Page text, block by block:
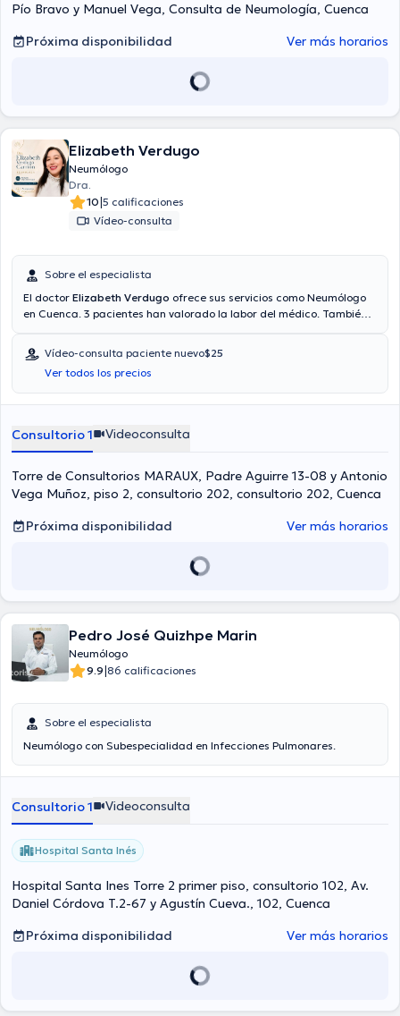
Pío Bravo y Manuel Vega, Consulta de Neumología, Cuenca
Próxima disponibilidad
Ver más horarios
Elizabeth Verdugo
Neumólogo
Dra.
10|5 calificaciones
Vídeo-consulta
Sobre el especialista
El doctor Elizabeth Verdugo ofrece sus servicios como Neumólogo
en Cuenca. 3 pacientes han valorado la labor del médico. También
pacientes con las siguientes aseguradoras: Consulta privada, Vía
reembolso con cualquier aseguradora.
Vídeo-consulta paciente nuevo$25
Ver todos los precios
Consultorio 1 Videoconsulta
Torre de Consultorios MARAUX, Padre Aguirre 13-08 y Antonio
Vega Muñoz, piso 2, consultorio 202, consultorio 202, Cuenca
Próxima disponibilidad
Ver más horarios
Pedro José Quizhpe Marin
Neumólogo
9.9|86 calificaciones
Sobre el especialista
Neumólogo con Subespecialidad en Infecciones Pulmonares.
Consultorio 1 Videoconsulta
Hospital Santa Inés
Hospital Santa Ines Torre 2 primer piso, consultorio 102, Av.
Daniel Córdova T.2-67 y Agustín Cueva., 102, Cuenca
Próxima disponibilidad
Ver más horarios